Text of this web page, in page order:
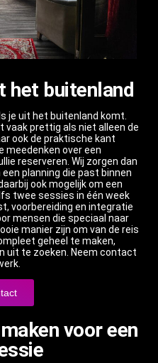
het buitenland
je uit het buitenland komt.
vaak prettig als niet alleen de
ook de praktische kant
meedenken over een
reserveren. Wij zorgen dan
planning die past binnen
ook mogelijk om een
twee sessies in één week
voorbereiding en integratie
mensen die speciaal naar
manier zijn om van de reis
geheel te maken,
uit te zoeken. Neem contact
voor een